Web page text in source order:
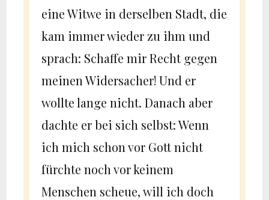
eine Witwe in derselben Stadt, die
kam immer wieder zu ihm und
sprach: Schaffe mir Recht gegen
meinen Widersacher! Und er
wollte lange nicht. Danach aber
dachte er bei sich selbst: Wenn
ich mich schon vor Gott nicht
fürchte noch vor keinem
Menschen scheue, will ich doch